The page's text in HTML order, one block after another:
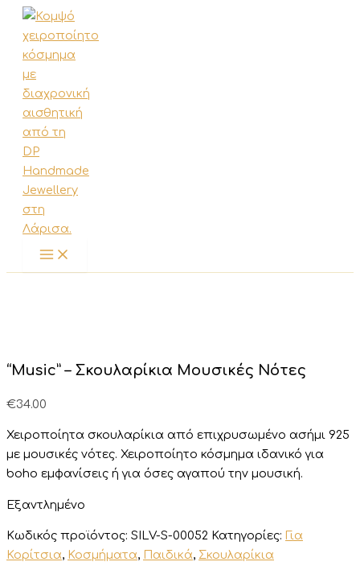
Μετάβαση
στο
περιεχόμενο
“Music” – Σκουλαρίκια Μουσικές Νότες
€34.00
Χειροποίητα σκουλαρίκια από επιχρυσωμένο ασήμι 925
με μουσικές νότες. Χειροποίητο κόσμημα ιδανικό για
boho εμφανίσεις ή για όσες αγαπού την μουσική.
Εξαντλημένο
Κωδικός προϊόντος: SILV-S-00052 Κατηγορίες: Για
Κορίτσια, Κοσμήματα, Παιδικά, Σκουλαρίκια